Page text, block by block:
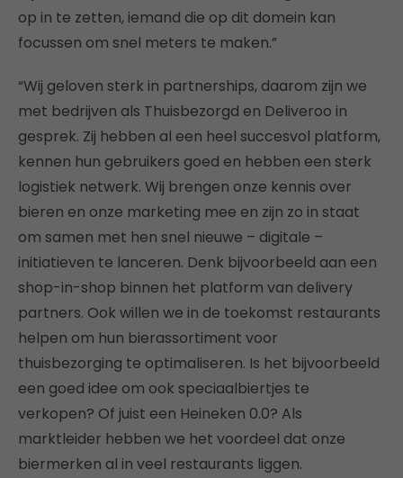
op in te zetten, iemand die op dit domein kan
focussen om snel meters te maken.”
“Wij geloven sterk in partnerships, daarom zijn we
met bedrijven als Thuisbezorgd en Deliveroo in
gesprek. Zij hebben al een heel succesvol platform,
kennen hun gebruikers goed en hebben een sterk
logistiek netwerk. Wij brengen onze kennis over
bieren en onze marketing mee en zijn zo in staat
om samen met hen snel nieuwe – digitale –
initiatieven te lanceren. Denk bijvoorbeeld aan een
shop-in-shop binnen het platform van delivery
partners. Ook willen we in de toekomst restaurants
helpen om hun bierassortiment voor
thuisbezorging te optimaliseren. Is het bijvoorbeeld
een goed idee om ook speciaalbiertjes te
verkopen? Of juist een Heineken 0.0? Als
marktleider hebben we het voordeel dat onze
biermerken al in veel restaurants liggen.